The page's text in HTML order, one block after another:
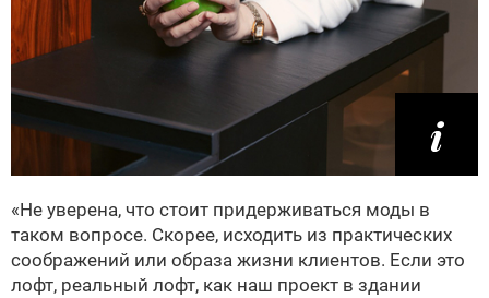
«Не уверена, что стоит придерживаться моды в
таком вопросе. Скорее, исходить из практических
соображений или образа жизни клиентов. Если это
лофт, реальный лофт, как наш проект в здании